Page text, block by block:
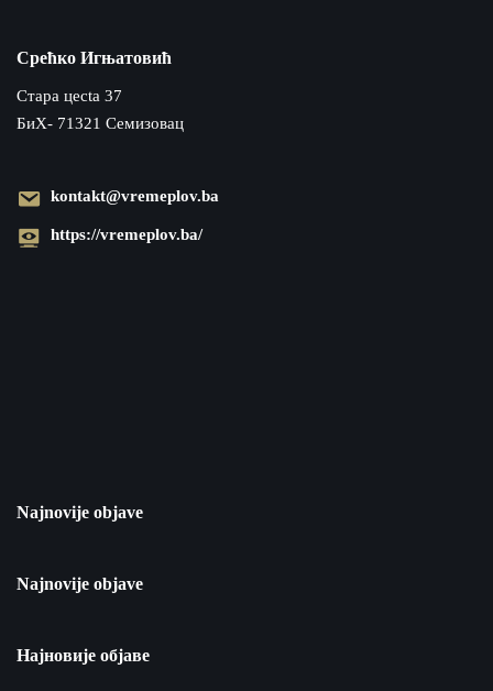
Срећко Игњатовић
Cтара цecta 37
БиХ- 71321 Семизовац
kontakt@vremeplov.ba
https://vremeplov.ba/
Najnovije objave
Najnovije objave
Најновије објаве